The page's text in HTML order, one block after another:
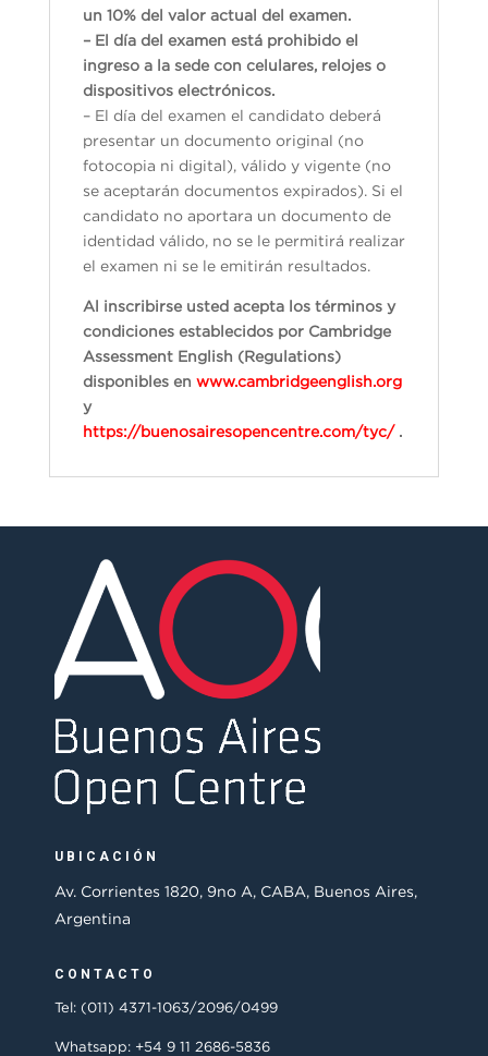
un 10% del valor actual del examen.
– El día del examen está prohibido el
ingreso a la sede con celulares, relojes o
dispositivos electrónicos.
– El día del examen el candidato deberá
presentar un documento original (no
fotocopia ni digital), válido y vigente (no
se aceptarán documentos expirados). Si el
candidato no aportara un documento de
identidad válido, no se le permitirá realizar
el examen ni se le emitirán resultados.
Al inscribirse usted acepta los términos y
condiciones establecidos por Cambridge
Assessment English (Regulations)
disponibles en www.cambridgeenglish.org
y
https://buenosairesopencentre.com/tyc/.
UBICACIÓN
Av. Corrientes 1820, 9no A, CABA, Buenos Aires,
Argentina
CONTACTO
Tel: (011) 4371-1063/2096/0499
Whatsapp: +54 9 11 2686-5836